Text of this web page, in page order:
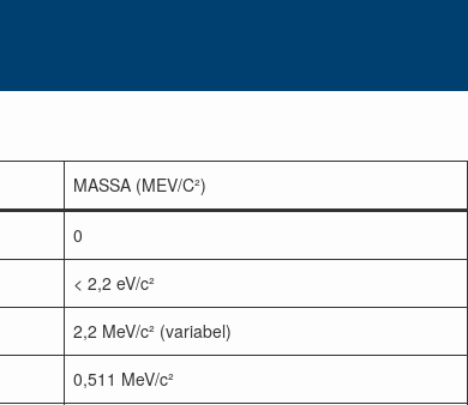
MASSA (MEV/C²)
0
< 2,2 eV/c²
2,2 MeV/c² (variabel)
0,511 MeV/c²